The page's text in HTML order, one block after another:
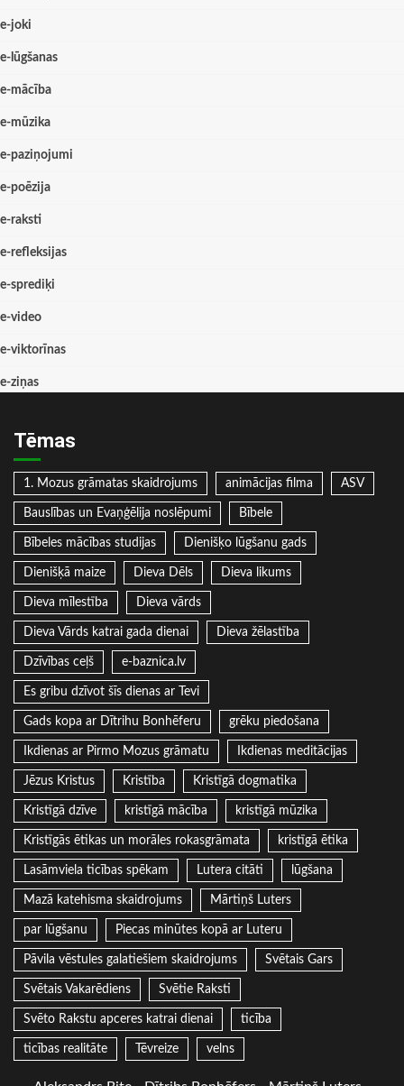
e-joki
e-lūgšanas
e-mācība
e-mūzika
e-paziņojumi
e-poēzija
e-raksti
e-refleksijas
e-sprediķi
e-video
e-viktorīnas
e-ziņas
Tēmas
1. Mozus grāmatas skaidrojums animācijas filma ASV
Bauslības un Evaņģēlija noslēpumi Bībele
Bībeles mācības studijas Dienišķo lūgšanu gads
Dienišķā maize Dieva Dēls Dieva likums
Dieva mīlestība Dieva vārds
Dieva Vārds katrai gada dienai Dieva žēlastība
Dzīvības ceļš e-baznica.lv
Es gribu dzīvot šīs dienas ar Tevi
Gads kopa ar Dītrihu Bonhēferu grēku piedošana
Ikdienas ar Pirmo Mozus grāmatu Ikdienas meditācijas
Jēzus Kristus Kristība Kristīgā dogmatika
Kristīgā dzīve kristīgā mācība kristīgā mūzika
Kristīgās ētikas un morāles rokasgrāmata kristīgā ētika
Lasāmviela ticības spēkam Lutera citāti lūgšana
Mazā katehisma skaidrojums Mārtiņš Luters
par lūgšanu Piecas minūtes kopā ar Luteru
Pāvila vēstules galatiešiem skaidrojums Svētais Gars
Svētais Vakarēdiens Svētie Raksti
Svēto Rakstu apceres katrai dienai ticība
ticības realitāte Tēvreize velns